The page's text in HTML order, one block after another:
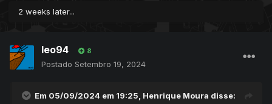
2 weeks later...
leo94 8
Postado Setembro 19, 2024
Em 05/09/2024 em 19:25, Henrique Moura disse: